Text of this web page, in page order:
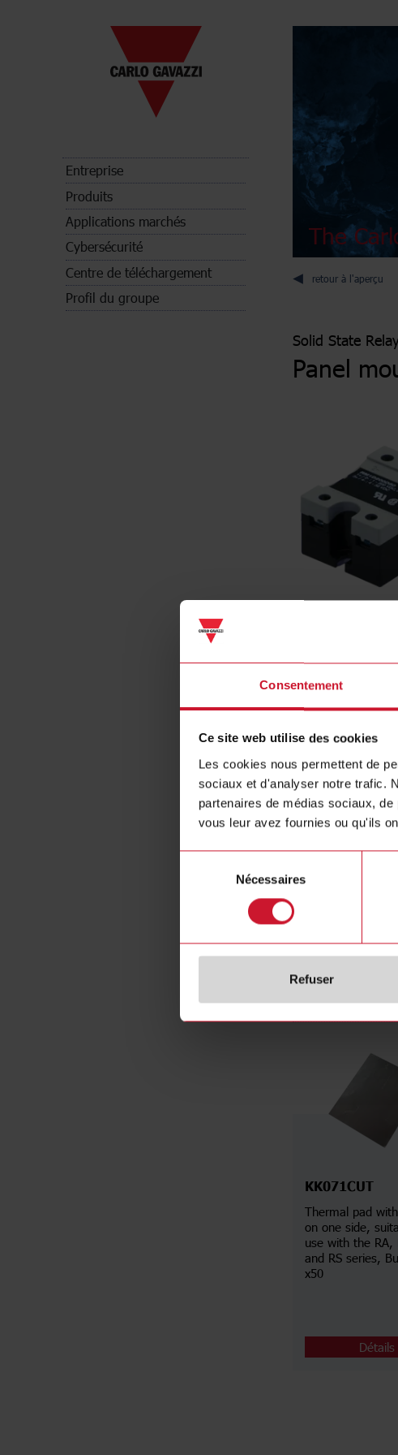
Consentement
Ce site web utilise des cookies
Les cookies nous permettent de
sociaux et d'analyser notre trafic.
partenaires de médias sociaux,
vous leur avez fournies ou qu'ils
consentement
Nécessaires
Refuser
Entreprise
Produits
Applications marchés
Cybersécurité
Centre de téléchargement
Profil du groupe
The
retour à l'aperçu
Solid State
Panel
Output switching
Number of poles
Rated current
Operating voltage
Control voltage DC
Power connection
E-Number (SE)
KK071CUT
Thermal pad
on one side,
use with the RA,
and RS series,
x50
Détails